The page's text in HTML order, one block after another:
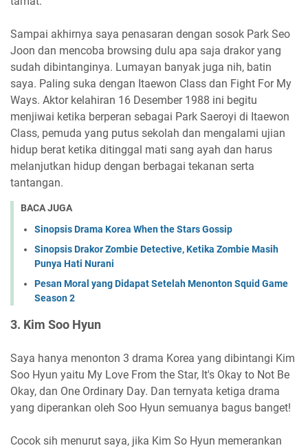
Sampai akhirnya saya penasaran dengan sosok Park Seo
Joon dan mencoba browsing dulu apa saja drakor yang
sudah dibintanginya. Lumayan banyak juga nih, batin
saya. Paling suka dengan Itaewon Class dan Fight For My
Ways. Aktor kelahiran 16 Desember 1988 ini begitu
menjiwai ketika berperan sebagai Park Saeroyi di Itaewon
Class, pemuda yang putus sekolah dan mengalami ujian
hidup berat ketika ditinggal mati sang ayah dan harus
melanjutkan hidup dengan berbagai tekanan serta
tantangan.
BACA JUGA
Sinopsis Drama Korea When the Stars Gossip
Sinopsis Drakor Zombie Detective, Ketika Zombie Masih
Punya Hati Nurani
Pesan Moral yang Didapat Setelah Menonton Squid Game
Season 2
3. Kim Soo Hyun
Saya hanya menonton 3 drama Korea yang dibintangi Kim
Soo Hyun yaitu My Love From the Star, It's Okay to Not Be
Okay, dan One Ordinary Day. Dan ternyata ketiga drama
yang diperankan oleh Soo Hyun semuanya bagus banget!
Cocok sih menurut saya, jika Kim So Hyun memerankan